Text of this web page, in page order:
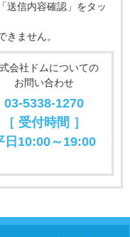
送信内容確認」をタッ
ません。
会社ドムについての
お問い合わせ
03-5338-1270
［ 受付時間 ］
日10:00～19:00